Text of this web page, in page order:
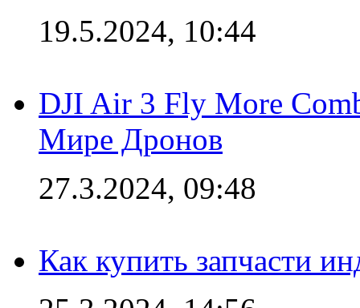
19.5.2024, 10:44
DJI Air 3 Fly More
Мире Дронов
27.3.2024, 09:48
Как купить запчасти